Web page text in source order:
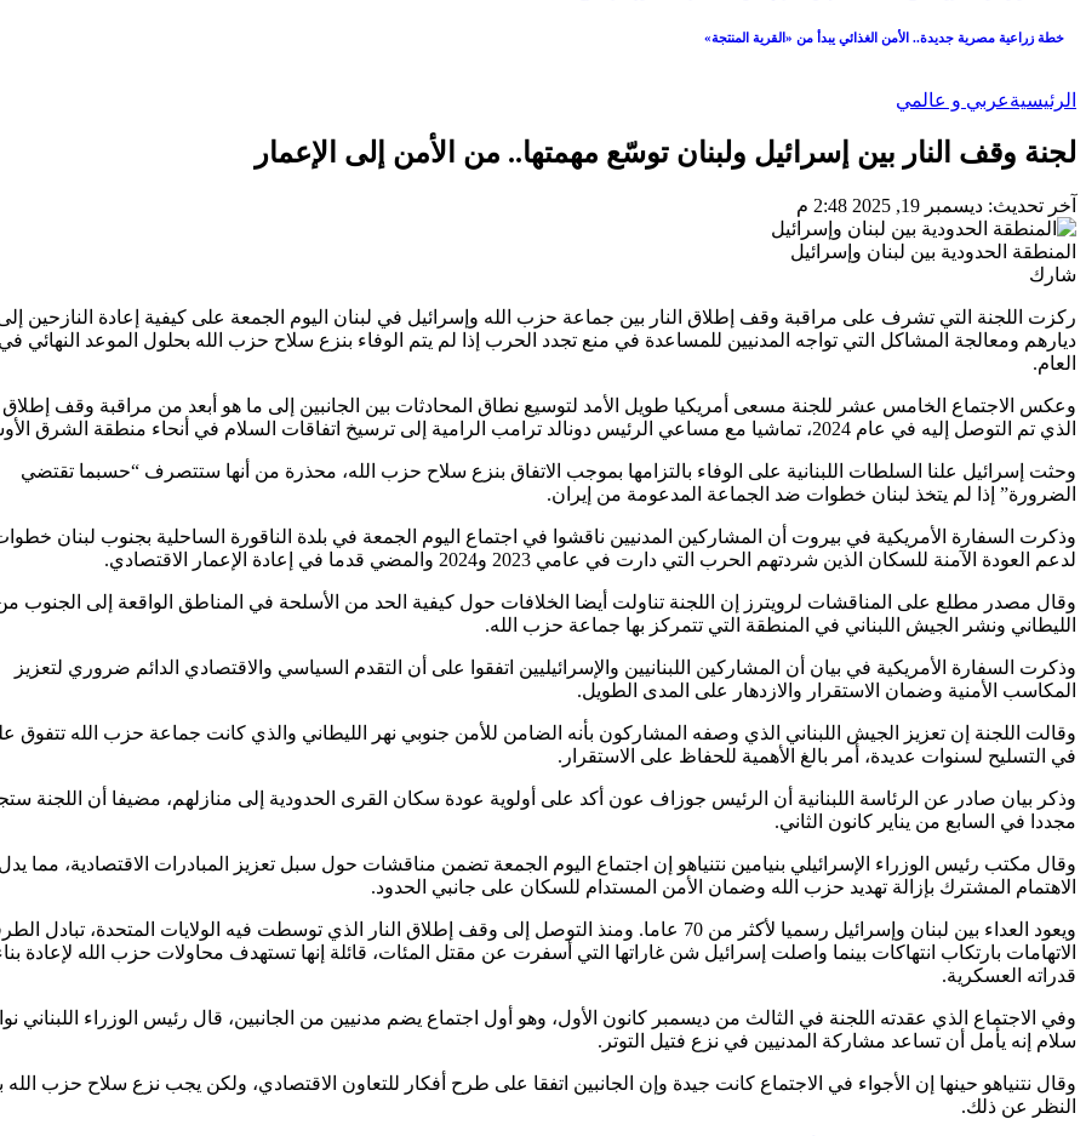
خطة زراعية مصرية جديدة.. الأمن الغذائي يبدأ من «القرية المنتجة»
الرئيسيةعربي و عالمي
لجنة وقف النار بين إسرائيل ولبنان توسّع مهمتها.. من الأمن إلى الإعمار
آخر تحديث: ديسمبر 19, 2025 2:48 م
المنطقة الحدودية بين لبنان وإسرائيل
شارك
ركزت اللجنة التي تشرف على مراقبة وقف إطلاق النار بين جماعة حزب الله وإسرائيل في لبنان اليوم الجمعة على كيفية إعادة النازحين
ديارهم ومعالجة المشاكل التي تواجه المدنيين للمساعدة في منع تجدد الحرب إذا لم يتم الوفاء بنزع سلاح حزب الله بحلول الموعد النهائي في
العام.
وعكس الاجتماع الخامس عشر للجنة مسعى أمريكيا طويل الأمد لتوسيع نطاق المحادثات بين الجانبين إلى ما هو أبعد من مراقبة وقف إطلاق
الذي تم التوصل إليه في عام 2024، تماشيا مع مساعي الرئيس دونالد ترامب الرامية إلى ترسيخ اتفاقات السلام في أنحاء منطقة الشرق الأوسط.
وحثت إسرائيل علنا السلطات اللبنانية على الوفاء بالتزامها بموجب الاتفاق بنزع سلاح حزب الله، محذرة من أنها ستتصرف “حسبما تقتضي
الضرورة” إذا لم يتخذ لبنان خطوات ضد الجماعة المدعومة من إيران.
وذكرت السفارة الأمريكية في بيروت أن المشاركين المدنيين ناقشوا في اجتماع اليوم الجمعة في بلدة الناقورة الساحلية بجنوب لبنان
لدعم العودة الآمنة للسكان الذين شردتهم الحرب التي دارت في عامي 2023 و2024 والمضي قدما في إعادة الإعمار الاقتصادي.
وقال مصدر مطلع على المناقشات لرويترز إن اللجنة تناولت أيضا الخلافات حول كيفية الحد من الأسلحة في المناطق الواقعة إلى الجنوب
الليطاني ونشر الجيش اللبناني في المنطقة التي تتمركز بها جماعة حزب الله.
وذكرت السفارة الأمريكية في بيان أن المشاركين اللبنانيين والإسرائيليين اتفقوا على أن التقدم السياسي والاقتصادي الدائم ضروري لتعزيز
المكاسب الأمنية وضمان الاستقرار والازدهار على المدى الطويل.
وقالت اللجنة إن تعزيز الجيش اللبناني الذي وصفه المشاركون بأنه الضامن للأمن جنوبي نهر الليطاني والذي كانت جماعة حزب الله تتفوق
في التسليح لسنوات عديدة، أمر بالغ الأهمية للحفاظ على الاستقرار.
وذكر بيان صادر عن الرئاسة اللبنانية أن الرئيس جوزاف عون أكد على أولوية عودة سكان القرى الحدودية إلى منازلهم، مضيفا أن اللجنة
مجددا في السابع من يناير كانون الثاني.
وقال مكتب رئيس الوزراء الإسرائيلي بنيامين نتنياهو إن اجتماع اليوم الجمعة تضمن مناقشات حول سبل تعزيز المبادرات الاقتصادية، مما
الاهتمام المشترك بإزالة تهديد حزب الله وضمان الأمن المستدام للسكان على جانبي الحدود.
ويعود العداء بين لبنان وإسرائيل رسميا لأكثر من 70 عاما. ومنذ التوصل إلى وقف إطلاق النار الذي توسطت فيه الولايات المتحدة، تبادل
الاتهامات بارتكاب انتهاكات بينما واصلت إسرائيل شن غاراتها التي أسفرت عن مقتل المئات، قائلة إنها تستهدف محاولات حزب الله لإعادة
قدراته العسكرية.
وفي الاجتماع الذي عقدته اللجنة في الثالث من ديسمبر كانون الأول، وهو أول اجتماع يضم مدنيين من الجانبين، قال رئيس الوزراء اللبناني
سلام إنه يأمل أن تساعد مشاركة المدنيين في نزع فتيل التوتر.
وقال نتنياهو حينها إن الأجواء في الاجتماع كانت جيدة وإن الجانبين اتفقا على طرح أفكار للتعاون الاقتصادي، ولكن يجب نزع سلاح حزب
النظر عن ذلك.